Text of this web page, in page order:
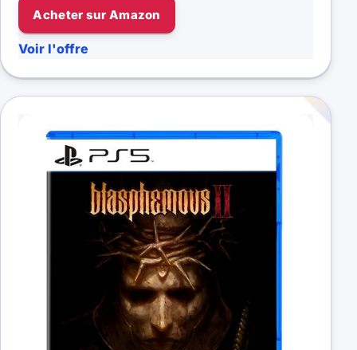
Acheter sur Amazon
Voir l'offre